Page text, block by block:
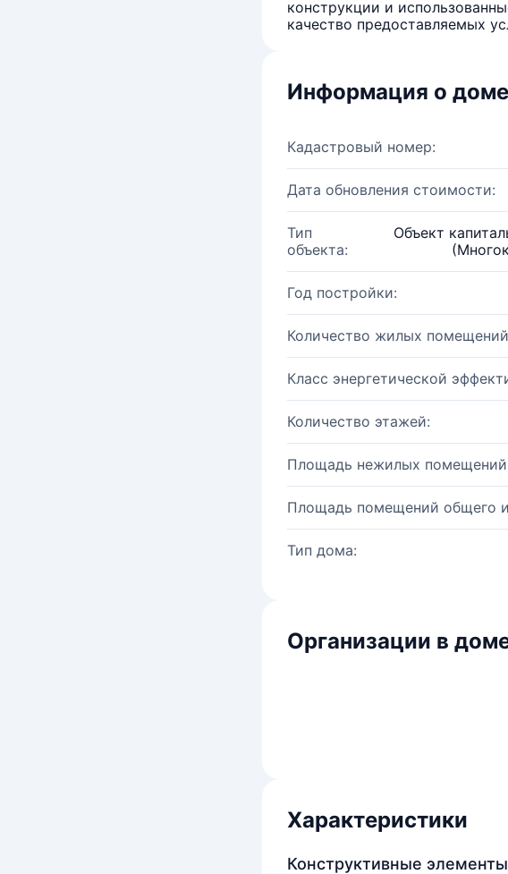
конструкции и
качество предоставляемых
Информация о доме
Кадастровый номер:
Дата обновления стоимости:
Тип
объекта:
Объект
Год постройки:
Количество жилых
Класс энергетической
Количество этажей:
Площадь нежилых
Площадь помещений общего
Тип дома:
Организации в
Характеристики
Конструктивные элементы